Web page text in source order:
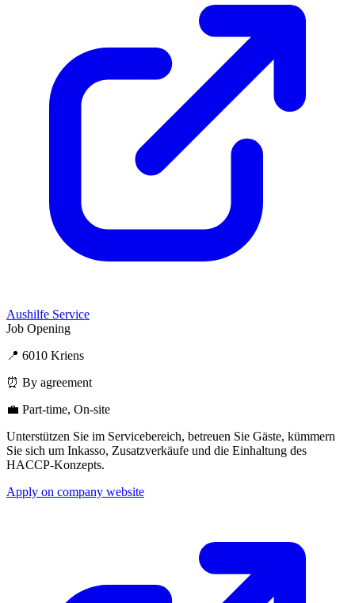
Aushilfe Service
Job Opening
📍 6010 Kriens
⏰ By agreement
💼 Part-time, On-site
Unterstützen Sie im Servicebereich, betreuen Sie Gäste, kümmern
Sie sich um Inkasso, Zusatzverkäufe und die Einhaltung des
HACCP-Konzepts.
Apply on company website